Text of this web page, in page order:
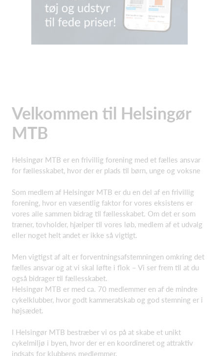
Velkommen til Helsingør
MTB
Helsingør MTB er en frivillig forening med et fælles ansvar
for fællesskabet, hvor der er plads til børn, unge og voksne
Som medlem af Helsingør MTB er du en del af en frivillig
forening, hvor en væsentlig faktor for vores eksistens er
vores alle sammen bidrag til fællesskabet. Om det er som
træner, tovholder, hjælper til vores løb, medlem af et udvalg
eller noget helt andet er ikke så vigtigt.
Men vigtigst af alt er forventningsafstemningen omkring det
fælles ansvar og at vi skal løfte i flok – Vi ser frem til at du
også bidrager til fællesskabet.
Helsingør MTB er med ca. 70 medlemmer en af de mindre
cykelklubber, hvor godt kammeratskab og god stemning er i
højsædet.
I Helsingør MTB bestræber vi os på at skabe et unikt
cykelmiljø i byen, hvor der er en koordineret og attraktiv
indsats for klubbens medlemmer.